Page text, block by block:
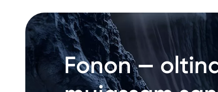
Fonon —